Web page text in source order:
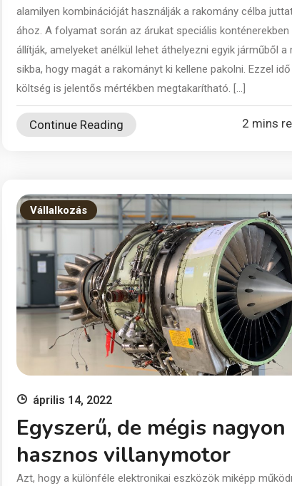
alamilyen kombinációját használják a rakomány célba
ához. A folyamat során az árukat speciális konténerekben
állítják, amelyeket anélkül lehet áthelyezni egyik járműből a
sikba, hogy magát a rakományt ki kellene pakolni. Ezzel
költség is jelentős mértékben megtakarítható. […]
Continue Reading 2 mins
Vállalkozás
április 14, 2022
Egyszerű, de mégis nagyon
hasznos villanymotor
Azt, hogy a különféle elektronikai eszközök miképp